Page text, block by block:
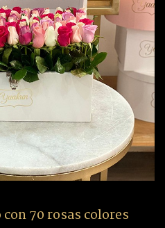
70 rosas colores